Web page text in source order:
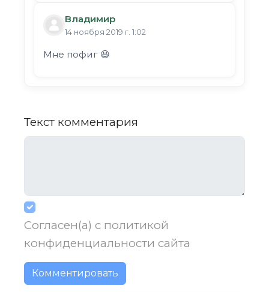
Владимир
14 ноября 2019 г. 1:02
Мне пофиг 😆
Текст комментария
Согласен(а) с политикой
конфиденциальности сайта
Комментировать